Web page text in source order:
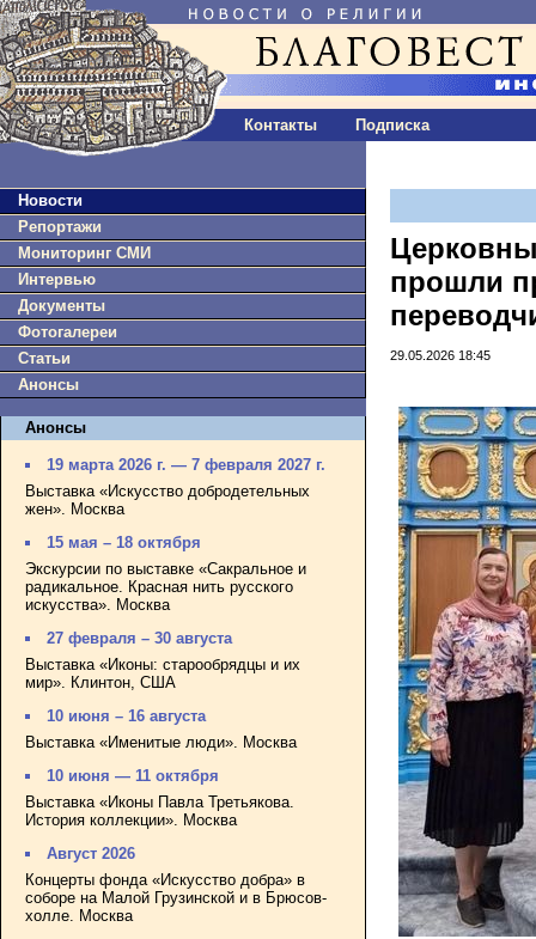
Контакты Подписка
Новости
Репортажи
Мониторинг СМИ
Интервью
Документы
Фотогалереи
Статьи
Анонсы
Анонсы
19 марта 2026 г. — 7 февраля 2027 г.
Выставка «Искусство добродетельных
жен». Москва
15 мая – 18 октября
Экскурсии по выставке «Сакральное и
радикальное. Красная нить русского
искусства». Москва
27 февраля – 30 августа
Выставка «Иконы: старообрядцы и их
мир». Клинтон, США
10 июня – 16 августа
Выставка «Именитые люди». Москва
10 июня — 11 октября
Выставка «Иконы Павла Третьякова.
История коллекции». Москва
Август 2026
Концерты фонда «Искусство добра» в
соборе на Малой Грузинской и в Брюсов-
холле. Москва
прошли
29.05.2026 18:45